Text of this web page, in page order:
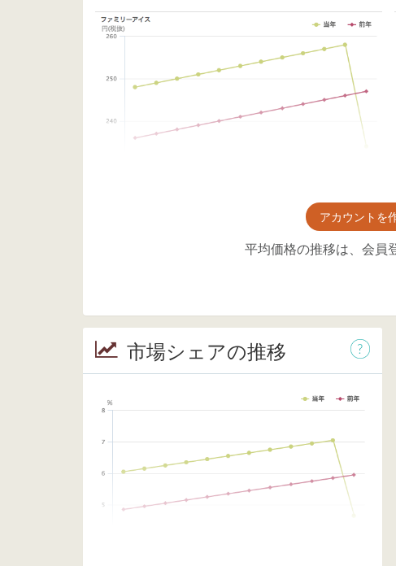
アカウントを
平均価格の推移は、会員
市場シェアの推移